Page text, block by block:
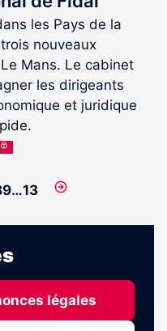
les Pays de la
nouveaux
Mans. Le cabinet
les dirigeants
et juridique
Cet
réservé
abonnés
9…13
Page
légales